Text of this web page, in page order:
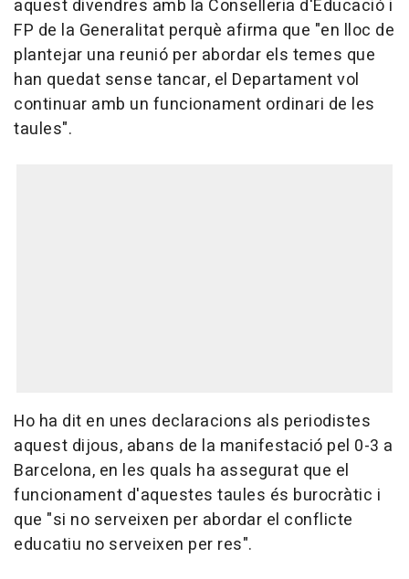
aquest divendres amb la Conselleria d'Educació i
FP de la Generalitat perquè afirma que "en lloc de
plantejar una reunió per abordar els temes que
han quedat sense tancar, el Departament vol
continuar amb un funcionament ordinari de les
taules".
Ho ha dit en unes declaracions als periodistes
aquest dijous, abans de la manifestació pel 0-3 a
Barcelona, en les quals ha assegurat que el
funcionament d'aquestes taules és burocràtic i
que "si no serveixen per abordar el conflicte
educatiu no serveixen per res".